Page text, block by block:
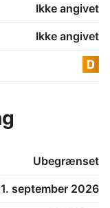
Ikke angivet
Ikke angivet
Ubegrænset
1. september 2026